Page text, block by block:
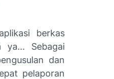
berkas
ya... Sebagai
dan
pelaporan